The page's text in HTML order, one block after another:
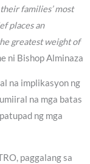
families’ most
places an
greatest weight of
ni Bishop Alminaza
na implikasyon ng
na mga batas
ng mga
paggalang sa